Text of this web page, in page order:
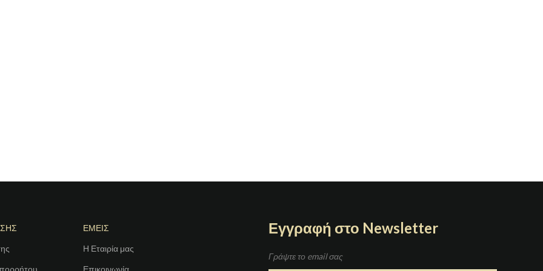
ΕΜΕΙΣ
Η Εταιρία μας
Επικοινωνία
Εγγραφή στο Newsletter
Γράψτε το email σας